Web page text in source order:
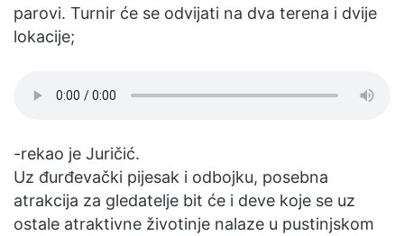
parovi. Turnir će se odvijati na dva terena i dvije
lokacije;
-rekao je Juričić.
Uz đurđevački pijesak i odbojku, posebna
atrakcija za gledatelje bit će i deve koje se uz
ostale atraktivne životinje nalaze u pustinjskom